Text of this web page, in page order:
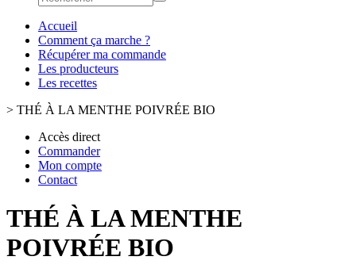
Accueil
Comment ça marche ?
Récupérer ma commande
Les producteurs
Les recettes
> THÉ À LA MENTHE POIVRÉE BIO
Accès direct
Commander
Mon compte
Contact
THÉ À LA MENTHE
POIVRÉE BIO